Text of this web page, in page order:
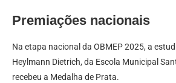
Premiações nacionais
Na etapa nacional da OBMEP 2025, a
Heylmann Dietrich, da Escola Municipal
recebeu a Medalha de Prata.